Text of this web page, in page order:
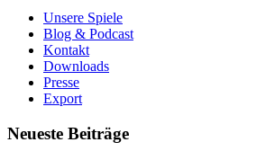
Unsere Spiele
Blog & Podcast
Kontakt
Downloads
Presse
Export
Neueste Beiträge